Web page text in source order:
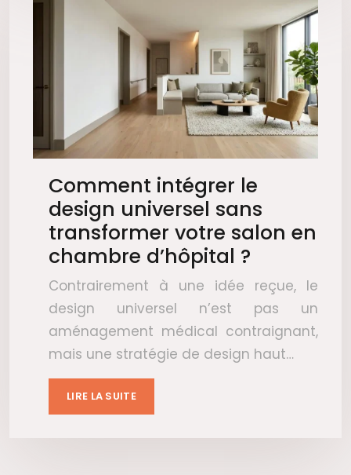
Comment intégrer le
design universel sans
transformer votre salon en
chambre d’hôpital ?
Contrairement à une idée reçue, le
design universel n’est pas un
aménagement médical contraignant,
mais une stratégie de design haut…
LIRE LA SUITE